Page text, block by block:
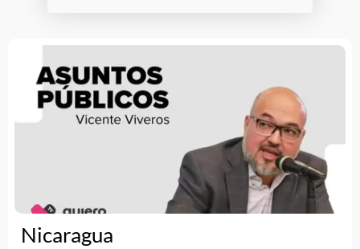
en organismos constitucionales
autónomos
Nicaragua